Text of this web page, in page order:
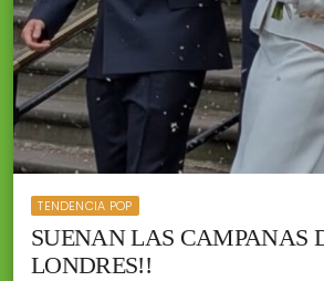
TENDENCIA POP
SUENAN LAS CAMPANAS
LONDRES!!